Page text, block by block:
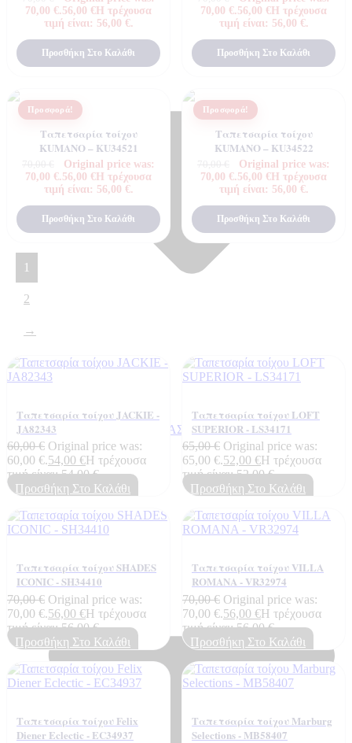
ΣΧΕΤΙΚΑ ΜΕ ΕΜΑΣ
Τεχνογνωσια
70,00 €.56,00 €Η τρέχουσα
τιμή είναι: 56,00 €.
Προσθήκη Στο Καλάθι
70,00 €.56,00 €Η τρέχουσα
τιμή είναι: 56,00 €.
Προσθήκη Στο Καλάθι
Προσφορά!
Ταπετσαρία τοίχου
KUMANO – KU34521
Original price was:
70,00 €.56,00 € Η τρέχουσα
τιμή είναι: 56,00 €.
Προσθήκη Στο Καλάθι
Προσφορά!
Ταπετσαρία τοίχου
KUMANO – KU34522
Original price was:
70,00 €.56,00 € Η τρέχουσα
τιμή είναι: 56,00 €.
Προσθήκη Στο Καλάθι
1
2
→
Ταπετσαρία τοίχου JACKIE -
JA82343
60,00€ Original price was:
60,00 €.54,00 €Η τρέχουσα
τιμή είναι: 54,00 €.
Προσθήκη Στο Καλάθι
Ταπετσαρία τοίχου LOFT
SUPERIOR - LS34171
65,00€ Original price was:
65,00 €.52,00 €Η τρέχουσα
τιμή είναι: 52,00 €.
Προσθήκη Στο Καλάθι
Ταπετσαρία τοίχου SHADES
ICONIC - SH34410
70,00€ Original price was:
70,00 €.56,00 €Η τρέχουσα
τιμή είναι: 56,00 €.
Προσθήκη Στο Καλάθι
Ταπετσαρία τοίχου VILLA
ROMANA - VR32974
70,00€ Original price was:
70,00 €.56,00 €Η τρέχουσα
τιμή είναι: 56,00 €.
Προσθήκη Στο Καλάθι
Ταπετσαρία τοίχου Felix
Diener Eclectic - EC34937
Ταπετσαρία τοίχου Marburg
Selections - MB58407